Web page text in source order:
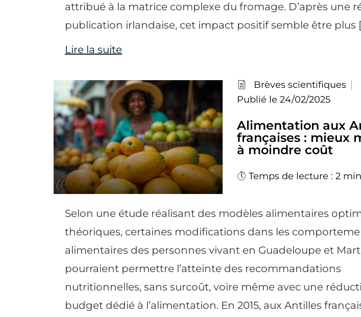
attribué à la matrice complexe du fromage. D’après une
publication irlandaise, cet impact positif semble être plus
Lire la suite
Brèves scientifiques
Publié le 24/02/2025
Alimentation aux
françaises : mieux
à moindre coût
Temps de lecture : 2
Selon une étude réalisant des modèles alimentaires
théoriques, certaines modifications dans les
alimentaires des personnes vivant en Guadeloupe et
pourraient permettre l’atteinte des recommandations
nutritionnelles, sans surcoût, voire même avec une
budget dédié à l’alimentation. En 2015, aux Antilles